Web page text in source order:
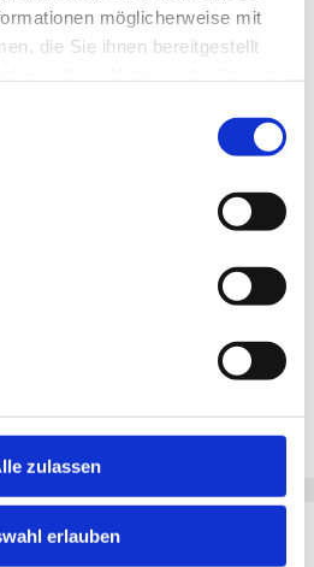
möglicherweise mit
die Sie ihnen bereitgestellt
zulassen
erlauben